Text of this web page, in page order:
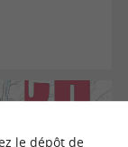
le dépôt de